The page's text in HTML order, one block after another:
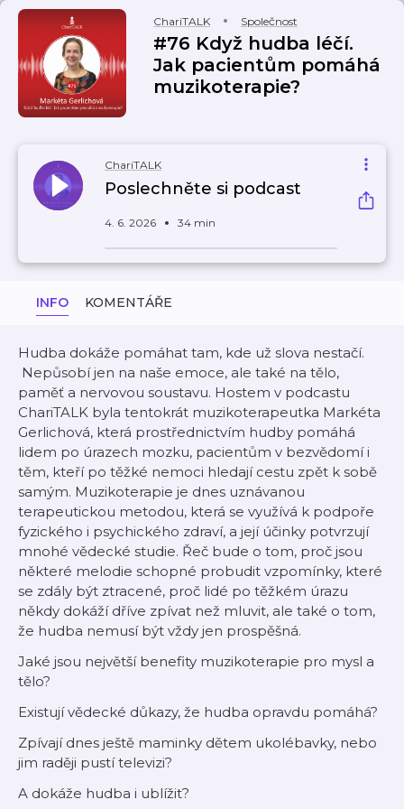
ChariTALK Společnost
#76 Když hudba léčí.
Jak pacientům pomáhá
muzikoterapie?
ChariTALK
Poslechněte si podcast
4. 6. 2026 34 min
INFO KOMENTÁŘE
Hudba dokáže pomáhat tam, kde už slova nestačí.
Nepůsobí jen na naše emoce, ale také na tělo,
paměť a nervovou soustavu. Hostem v podcastu
ChariTALK byla tentokrát muzikoterapeutka Markéta
Gerlichová, která prostřednictvím hudby pomáhá
lidem po úrazech mozku, pacientům v bezvědomí i
těm, kteří po těžké nemoci hledají cestu zpět k sobě
samým. Muzikoterapie je dnes uznávanou
terapeutickou metodou, která se využívá k podpoře
fyzického i psychického zdraví, a její účinky potvrzují
mnohé vědecké studie. Řeč bude o tom, proč jsou
některé melodie schopné probudit vzpomínky, které
se zdály být ztracené, proč lidé po těžkém úrazu
někdy dokáží dříve zpívat než mluvit, ale také o tom,
že hudba nemusí být vždy jen prospěšná.
Jaké jsou největší benefity muzikoterapie pro mysl a
tělo?
Existují vědecké důkazy, že hudba opravdu pomáhá?
Zpívají dnes ještě maminky dětem ukolébavky, nebo
jim raději pustí televizi?
A dokáže hudba i ublížit?